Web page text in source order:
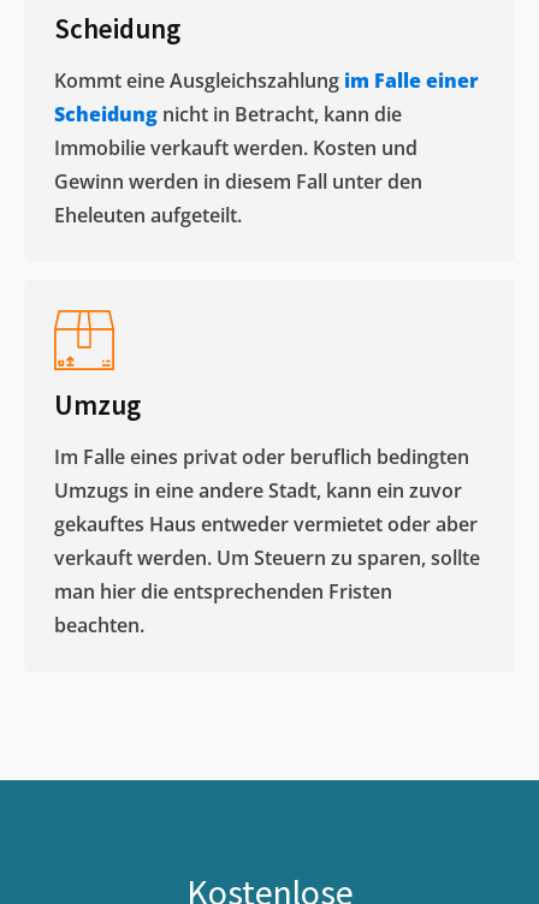
Scheidung
Kommt eine Ausgleichszahlung im Falle einer
Scheidung nicht in Betracht, kann die
Immobilie verkauft werden. Kosten und
Gewinn werden in diesem Fall unter den
Eheleuten aufgeteilt.​
Umzug
Im Falle eines privat oder beruflich bedingten
Umzugs in eine andere Stadt, kann ein zuvor
gekauftes Haus entweder vermietet oder aber
verkauft werden. Um Steuern zu sparen, sollte
man hier die entsprechenden Fristen
beachten.
Kostenlose